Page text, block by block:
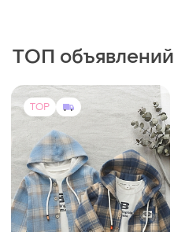
ТОП объявлений
TOP